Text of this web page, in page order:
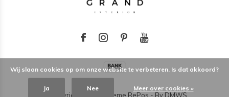
© Copyright - Theme RePos - By DMWS
Wij slaan cookies op om onze website te verbeteren. Is dat akkoord?
Ja Nee Meer over cookies »